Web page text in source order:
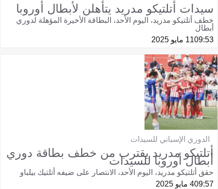
سيدات أتلتيكو مدريد يتأهلن لأبطال أوروبا
خطف أتلتيكو مدريد، اليوم الأحد، البطاقة الأخيرة المؤهلة لدوري
أبطال
09:5311 مايو 2025
الدوري الإسباني للسيدات
أتلتيكو مدريد يقترب من خطف بطاقة دوري
أبطال أوروبا للسيدات
حقق أتلتيكو مدريد، اليوم الأحد، الانتصار على ضيفه أتلتيك بيلباو
09:574 مايو 2025